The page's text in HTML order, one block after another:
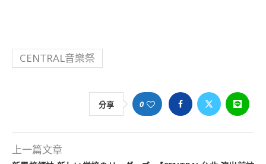
CENTRAL音樂祭
分享 0
上一篇文章